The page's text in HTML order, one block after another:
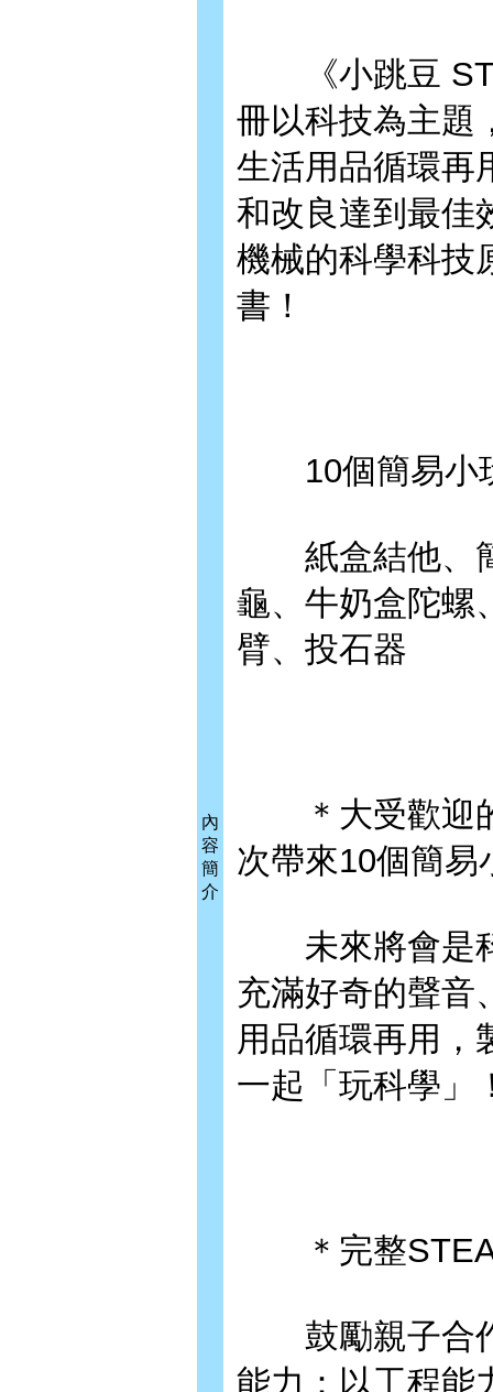
內
容
簡
介
《小跳豆
冊以科技為主題
生活用品循環再
和改良達到最佳
機械的科學科技
書！
10個簡易小
紙盒結他、簡
龜、牛奶盒陀螺
臂、投石器
＊大受歡迎的
次帶來10個簡易
未來將會是科
充滿好奇的聲音
用品循環再用，
一起「玩科學」
＊完整
鼓勵親子合作
能力：以工程能